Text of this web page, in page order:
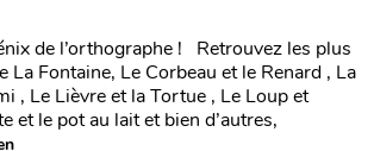
de l’orthographe ! Retrouvez les plus
La Fontaine, Le Corbeau et le Renard , La
, Le Lièvre et la Tortue , Le Loup et
et le pot au lait et bien d’autres,